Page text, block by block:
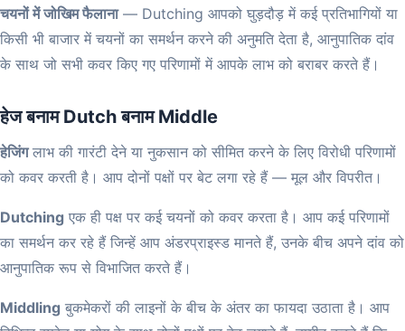
चयनों में जोखिम फैलाना— Dutching आपको घुड़दौड़ में कई प्रतिभागियों या
किसी भी बाजार में चयनों का समर्थन करने की अनुमति देता है, आनुपातिक दांव
के साथ जो सभी कवर किए गए परिणामों में आपके लाभ को बराबर करते हैं।
हेज बनाम Dutch बनाम Middle
हेजिंगलाभ की गारंटी देने या नुकसान को सीमित करने के लिए विरोधी परिणामों
को कवर करती है। आप दोनों पक्षों पर बेट लगा रहे हैं — मूल और विपरीत।
Dutching एक ही पक्ष पर कई चयनों को कवर करता है। आप कई परिणामों
का समर्थन कर रहे हैं जिन्हें आप अंडरप्राइस्ड मानते हैं, उनके बीच अपने दांव को
आनुपातिक रूप से विभाजित करते हैं।
Middling बुकमेकरों की लाइनों के बीच के अंतर का फायदा उठाता है। आप